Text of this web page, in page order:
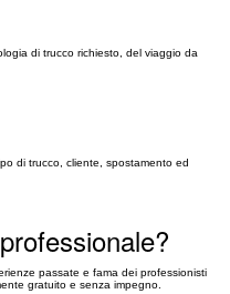
di trucco richiesto, del viaggio da
di trucco, cliente, spostamento ed
passate e fama dei professionisti
gratuito e senza impegno.